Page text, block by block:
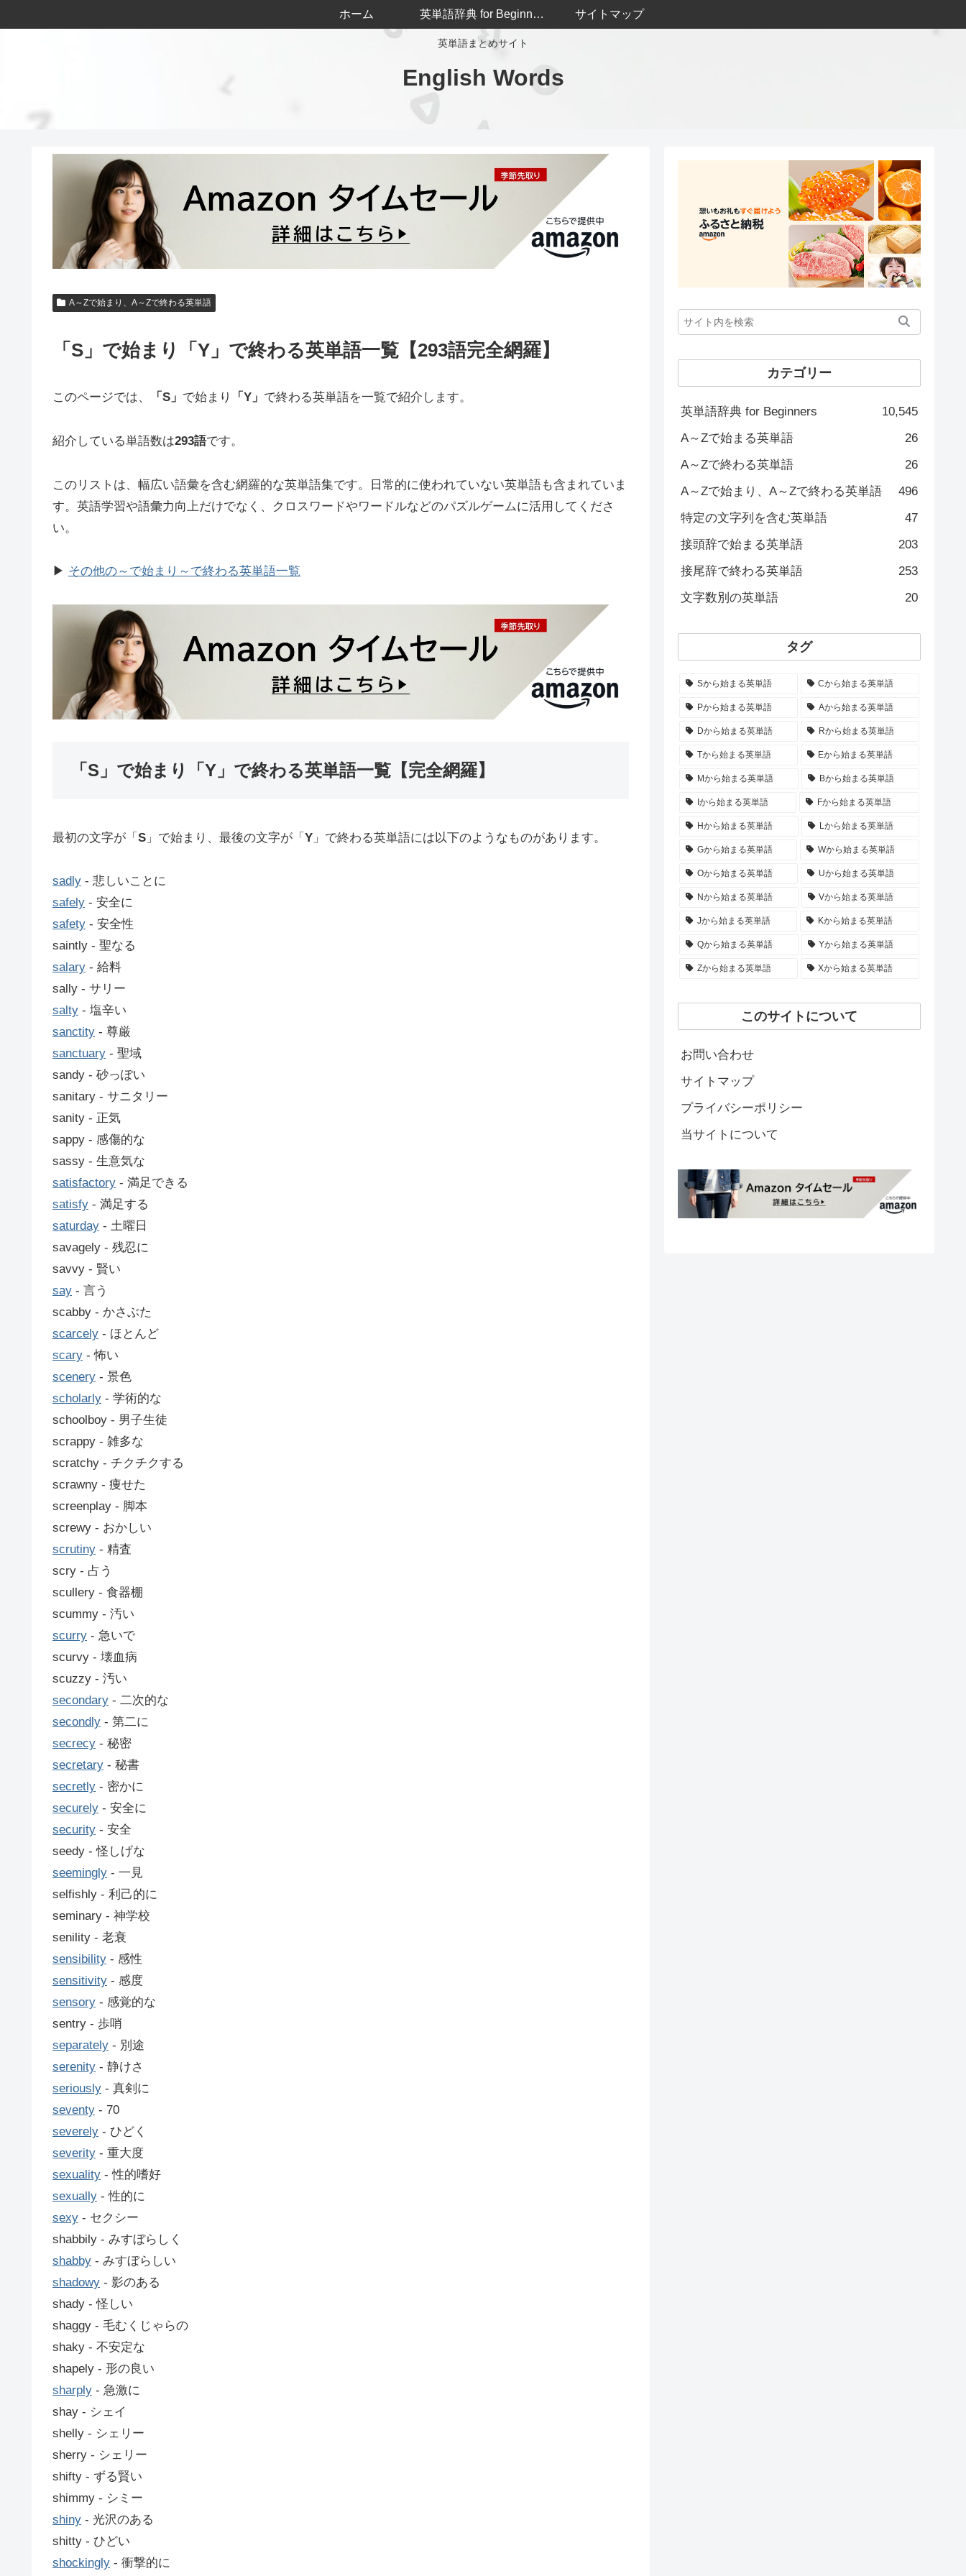
英単語まとめサイト
English Words
ホーム 英単語辞典 for Beginners サイトマップ
A～Zで始まり、A～Zで終わる英単語
「S」で始まり「Y」で終わる英単語一覧【293語完全網羅】
このページでは、 「S」 で始まり 「Y」 で終わる英単語を一覧で紹介します。
紹介している単語数は293語です。
このリストは、幅広い語彙を含む網羅的な英単語集です。日常的に使われていない英単語も含まれていま
す。英語学習や語彙力向上だけでなく、クロスワードやワードルなどのパズルゲームに活用してくださ
い。
▶ その他の～で始まり～で終わる英単語一覧
「S」で始まり「Y」で終わる英単語一覧【完全網羅】
最初の文字が「 S 」で始まり、最後の文字が「 Y 」で終わる英単語には以下のようなものがあります。
sadly ‐ 悲しいことに
safely ‐ 安全に
safety ‐ 安全性
saintly ‐ 聖なる
salary ‐ 給料
sally ‐ サリー
salty ‐ 塩辛い
sanctity ‐ 尊厳
sanctuary ‐ 聖域
sandy ‐ 砂っぽい
sanitary ‐ サニタリー
sanity ‐ 正気
sappy ‐ 感傷的な
sassy ‐ 生意気な
satisfactory ‐ 満足できる
satisfy ‐ 満足する
saturday ‐ 土曜日
savagely ‐ 残忍に
savvy ‐ 賢い
say ‐ 言う
scabby ‐ かさぶた
scarcely ‐ ほとんど
scary ‐ 怖い
scenery ‐ 景色
scholarly ‐ 学術的な
schoolboy ‐ 男子生徒
scrappy ‐ 雑多な
scratchy ‐ チクチクする
scrawny ‐ 痩せた
screenplay ‐ 脚本
screwy ‐ おかしい
scrutiny ‐ 精査
scry ‐ 占う
scullery ‐ 食器棚
scummy ‐ 汚い
scurry ‐ 急いで
scurvy ‐ 壊血病
scuzzy ‐ 汚い
secondary ‐ 二次的な
secondly ‐ 第二に
secrecy ‐ 秘密
secretary ‐ 秘書
secretly ‐ 密かに
securely ‐ 安全に
security ‐ 安全
seedy ‐ 怪しげな
seemingly ‐ 一見
selfishly ‐ 利己的に
seminary ‐ 神学校
senility ‐ 老衰
sensibility ‐ 感性
sensitivity ‐ 感度
sensory ‐ 感覚的な
sentry ‐ 歩哨
separately ‐ 別途
serenity ‐ 静けさ
seriously ‐ 真剣に
seventy ‐ 70
severely ‐ ひどく
severity ‐ 重大度
sexuality ‐ 性的嗜好
sexually ‐ 性的に
sexy ‐ セクシー
shabbily ‐ みすぼらしく
shabby ‐ みすぼらしい
shadowy ‐ 影のある
shady ‐ 怪しい
shaggy ‐ 毛むくじゃらの
shaky ‐ 不安定な
shapely ‐ 形の良い
sharply ‐ 急激に
shay ‐ シェイ
shelly ‐ シェリー
sherry ‐ シェリー
shifty ‐ ずる賢い
shimmy ‐ シミー
shiny ‐ 光沢のある
shitty ‐ ひどい
shockingly ‐ 衝撃的に
カテゴリー
英単語辞典 for Beginners
10,545
A～Zで始まる英単語
26
A～Zで終わる英単語
26
A～Zで始まり、A～Zで終わる英単語
496
特定の文字列を含む英単語
47
接頭辞で始まる英単語
203
接尾辞で終わる英単語
253
文字数別の英単語
20
タグ
Sから始まる英単語 Cから始まる英単語
Pから始まる英単語 Aから始まる英単語
Dから始まる英単語 Rから始まる英単語
Tから始まる英単語 Eから始まる英単語
Mから始まる英単語 Bから始まる英単語
Iから始まる英単語 Fから始まる英単語
Hから始まる英単語 Lから始まる英単語
Gから始まる英単語 Wから始まる英単語
Oから始まる英単語 Uから始まる英単語
Nから始まる英単語 Vから始まる英単語
Jから始まる英単語 Kから始まる英単語
Qから始まる英単語 Yから始まる英単語
Zから始まる英単語 Xから始まる英単語
このサイトについて
お問い合わせ
サイトマップ
プライバシーポリシー
当サイトについて